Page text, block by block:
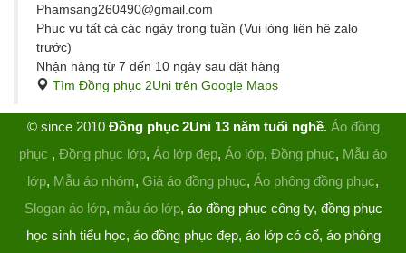
Phamsang260490@gmail.com
Phục vụ tất cả các ngày trong tuần (Vui lòng liên hệ zalo
trước)
Nhận hàng từ 7 đến 10 ngày sau đặt hàng
Tìm Đồng phục 2Uni trên Google Maps
© since 2010 Đồng phục 2Uni 13 năm tuổi nghề. Áo đồng
phục , Đồng phục lớp, Áo lớp đẹp, Áo lớp, Đồng phục, Mẫu áo
lớp, Mẫu áo nhóm, Giá áo đồng phục, Áo phông đồng phục,
Slogan áo lớp, mẫu áo lớp, áo đồng phục công ty, đồng phục
học sinh tiểu học, áo đồng phục đẹp, áo lớp có cổ, áo phông